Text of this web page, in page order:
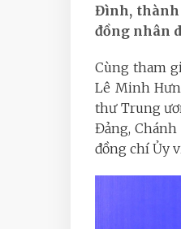
Đình, thành
đồng nhân
Cùng tham
Lê Minh
thư Trung
Đảng,
đồng chí Ủy